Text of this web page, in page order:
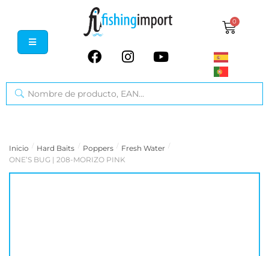
0
Inicio / Hard Baits / Poppers / Fresh Water /
ONE’S BUG | 208-MORIZO PINK